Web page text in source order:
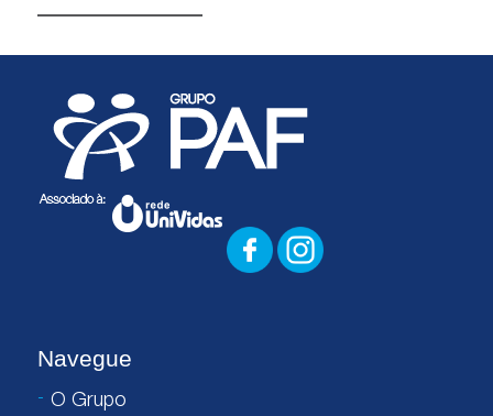
Navegue
O Grupo